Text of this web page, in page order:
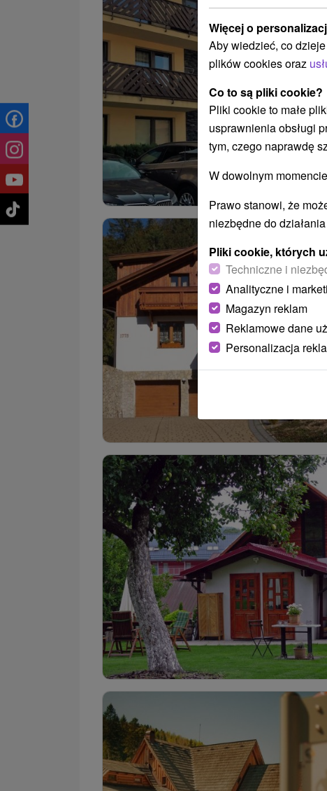
Więcej o
Aby wiedzieć, co
plików cookies oraz
Co to są pliki cookie?
Pliki cookie to małe
usprawnienia obsługi
tym, czego naprawdę
W dowolnym
Prawo stanowi, że
niezbędne do
Pliki cookie, których
Techniczne i
Analityczne i
Magazyn reklam
Reklamowe dane
Personalizacja